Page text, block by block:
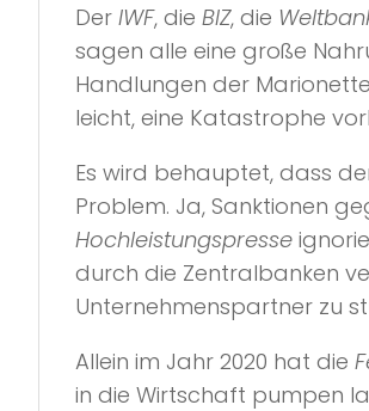
Der IWF, die BIZ, die
sagen alle eine große
Handlungen der
leicht, eine Katastrophe
Es wird behauptet, dass
Problem. Ja, Sanktionen
Hochleistungspresse
durch die Zentralbanken
Unternehmenspartner zu
Allein im Jahr 2020 hat die
in die Wirtschaft pumpen